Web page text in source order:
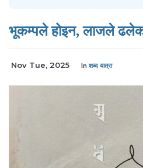
भूकम्पले होइन, लाजले
Nov Tue, 2025 In शब्द यात्रा